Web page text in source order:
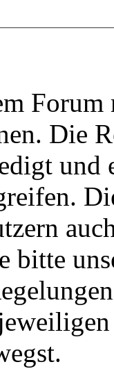
Die
und
bitte